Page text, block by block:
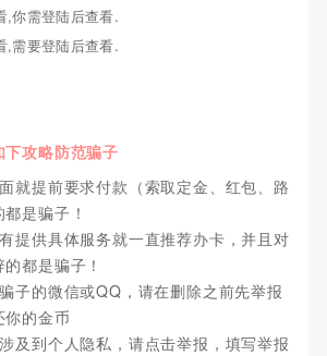
,你需登陆后查看.
,需要登陆后查看.
攻略防范骗子
就提前要求付款（索取定金、红包、路
是骗子！
提供具体服务就一直推荐办卡，并且对
都是骗子！
子的微信或QQ，请在删除之前先举报
的金币
及到个人隐私，请点击举报，填写举报